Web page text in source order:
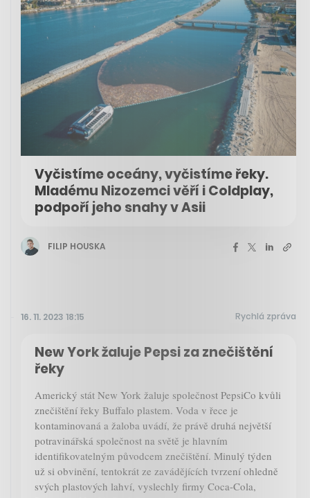
Vyčistíme oceány, vyčistíme řeky.
Mladému Nizozemci věří i Coldplay,
podpoří jeho snahy v Asii
FILIP HOUSKA
16. 11. 2023 18:15 Rychlá zpráva
New York žaluje Pepsi za znečištění
řeky
Americký stát New York žaluje společnost PepsiCo kvůli
znečištění řeky Buffalo plastem. Voda v řece je
kontaminovaná a žaloba uvádí, že právě druhá největší
potravinářská společnost na světě je hlavním
identifikovatelným původcem znečištění. Minulý týden
už si obvinění, tentokrát ze zavádějících tvrzení ohledně
svých plastových lahví, vyslechly firmy Coca-Cola,